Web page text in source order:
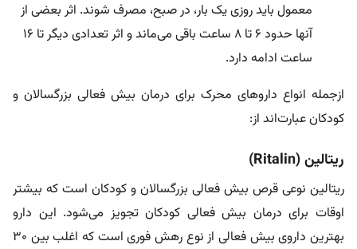
معمول باید روزی یک بار، در صبح، مصرف شوند. اثر بعضی از
آنها حدود ۶ تا ۸ ساعت باقی می‌ماند و اثر تعدادی دیگر تا ۱۶
ساعت ادامه دارد.
ازجمله انواع داروهای محرک برای درمان بیش فعالی بزرگسالان و
کودکان عبارت‌اند از:
ریتالین (Ritalin)
ریتالین نوعی قرص بیش فعالی بزرگسالان و کودکان است که بیشتر
اوقات برای درمان بیش فعالی کودکان تجویز می‌شود. این دارو
بهترین داروی بیش فعالی از نوع رهش فوری است که اغلب بین ۳۰